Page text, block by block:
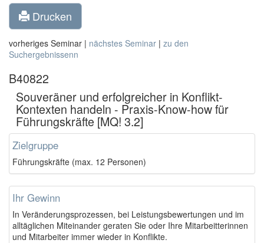
Drucken
vorheriges Seminar | nächstes Seminar | zu den
Suchergebnissenn
B40822
Souveräner und erfolgreicher in Konflikt-
Kontexten handeln - Praxis-Know-how für
Führungskräfte [MQ! 3.2]
Zielgruppe
Führungskräfte (max. 12 Personen)
Ihr Gewinn
In Veränderungsprozessen, bei Leistungsbewertungen und im
alltäglichen Miteinander geraten Sie oder Ihre Mitarbeitterinnen
und Mitarbeiter immer wieder in Konflikte.